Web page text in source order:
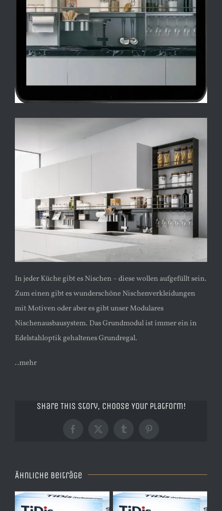
In jeder Küche gibt es Nischen – diese wollen aufgefüllt sein.
Zum einen gibt es wunderschöne Nischenverkleidungen
mit Motiven oder aber es gibt unser Modulares
Nischenausbausystem. Das Grundmodul ist immer ein in
Edelstahloptik gehaltenes Grundregal.
..mehr
Share This Story, Choose Your Platform!
Facebook
X TumblrPinterest
Ähnliche Beiträge